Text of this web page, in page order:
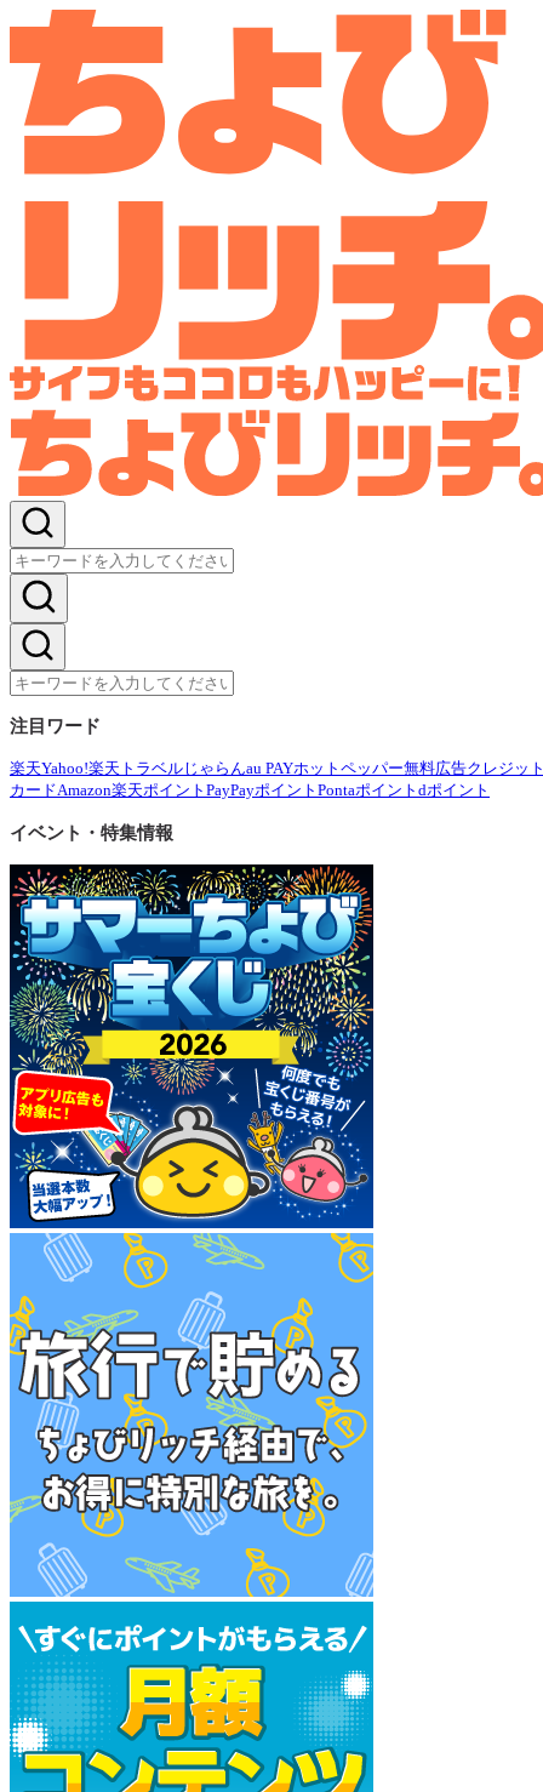
注目ワード
楽天Yahoo!楽天トラベル じゃらんau PAYホットペッパー無料広告クレジッ
カードAmazon楽天ポイント PayPayポイント Pontaポイント dポイント
イベント・特集情報